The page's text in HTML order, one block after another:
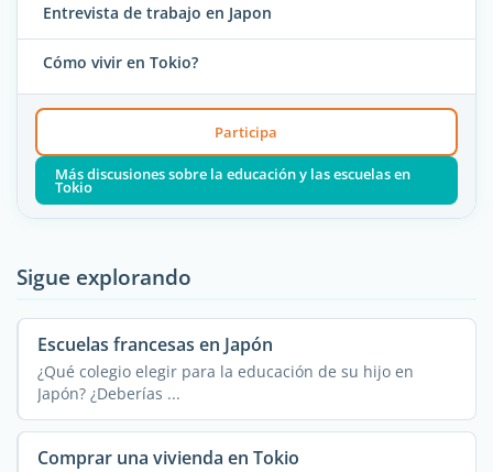
Entrevista de trabajo en Japon
Cómo vivir en Tokio?
Participa
Más discusiones sobre la educación y las escuelas en
Tokio
Sigue explorando
Escuelas francesas en Japón
¿Qué colegio elegir para la educación de su hijo en
Japón? ¿Deberías ...
Comprar una vivienda en Tokio